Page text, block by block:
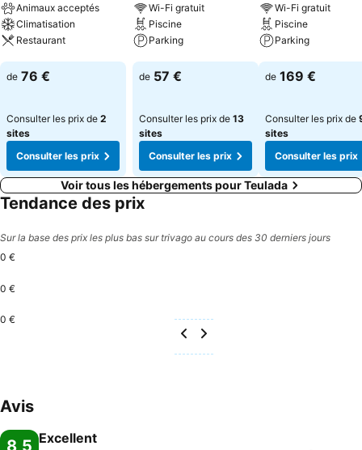
Animaux acceptés
Climatisation
Restaurant
Consulter les prix
de 76 €
Consulter les prix de 2
sites
Consulter les prix
Wi-Fi gratuit
Piscine
Parking
Consulter les prix
de 57 €
Consulter les prix de 13
sites
Consulter les prix
Wi-Fi gratuit
Piscine
Parking
Consulter les
de 169 €
Consulter les prix de
sites
Consulter les prix
Voir tous les hébergements pour Teulada
Tendance des prix
Sur la base des prix les plus bas sur trivago au cours des 30 derniers jours
0 €
0 €
0 €
Avis
8,5 Excellent